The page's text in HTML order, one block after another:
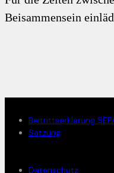
Beisammensein
Beitrittserklärung
Satzung
Datenschutz